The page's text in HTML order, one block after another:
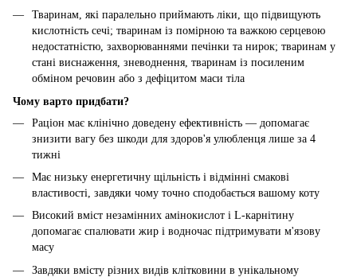
Тваринам, які паралельно приймають ліки, що підвищують
кислотність сечі; тваринам із помірною та важкою серцевою
недостатністю, захворюваннями печінки та нирок; тваринам у
стані виснаження, зневоднення, тваринам із посиленим
обміном речовин або з дефіцитом маси тіла
Чому варто придбати?
Раціон має клінічно доведену ефективність — допомагає
знизити вагу без шкоди для здоров'я улюбленця лише за 4
тижні
Має низьку енергетичну щільність і відмінні смакові
властивості, завдяки чому точно сподобається вашому коту
Високий вміст незамінних амінокислот і L-карнітину
допомагає спалювати жир і водночас підтримувати м'язову
масу
Завдяки вмісту різних видів клітковини в унікальному